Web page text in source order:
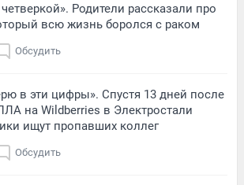
Родители рассказали про
всю жизнь боролся с раком
Обсудить
в эти цифры». Спустя 13 дней после
на Wildberries в Электростали
ищут пропавших коллег
Обсудить